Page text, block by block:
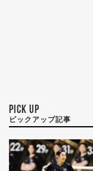
PICK UP
ピックアップ記事